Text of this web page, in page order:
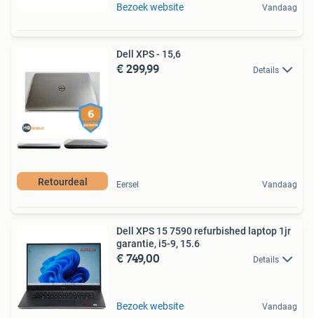
Bezoek website Vandaag
Retourdeal
Dell XPS - 15,6
€ 299,99 Details
Eersel Vandaag
Dell XPS 15 7590 refurbished laptop 1jr
garantie, i5-9, 15.6
€ 749,00 Details
Bezoek website Vandaag